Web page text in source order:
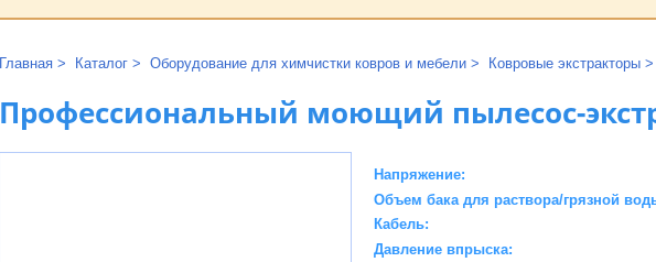
Главная Каталог Оборудование для химчистки ковров и мебели Ковровые экстракторы
Профессиональный моющий пылесос-
Напряжение:
Объем бака для раствора/грязной
Кабель:
Давление впрыска: